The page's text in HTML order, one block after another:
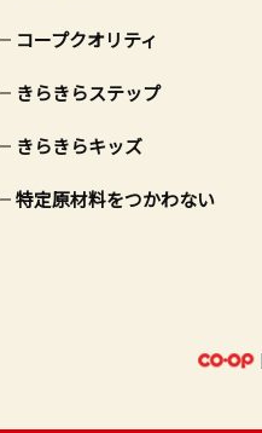
コープクオリティ
きらきらステップ
きらきらキッズ
特定原材料をつかわない